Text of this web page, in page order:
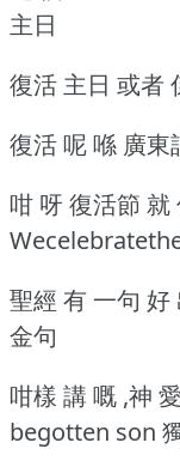
主日
復活 主日 或者
復活 呢 喺 廣
咁 呀 復活節 就
聖經 有 一句
金句
咁樣 講 嘅 ,神
begotten son